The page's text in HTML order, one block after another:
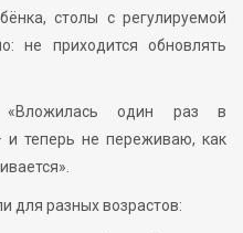
столы с регулируемой
не приходится обновлять
«Вложилась один раз в
и теперь не переживаю, как
для разных возрастов: